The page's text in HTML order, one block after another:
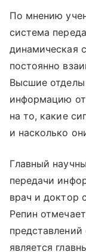
По мнению
система
динамическая
постоянно
Высшие отделы
информацию от
на то, какие
и насколько
Главный
передачи
врач и доктор
Репин
является